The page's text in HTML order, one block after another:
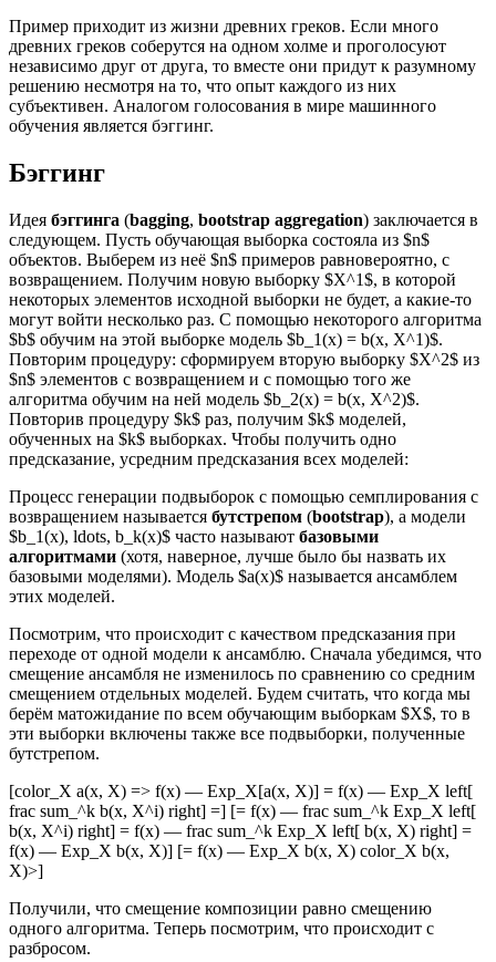
Пример приходит из жизни древних греков. Если много
древних греков соберутся на одном холме и проголосуют
независимо друг от друга, то вместе они придут к разумному
решению несмотря на то, что опыт каждого из них
субъективен. Аналогом голосования в мире машинного
обучения является бэггинг.
Бэггинг
Идея бэггинга (bagging, bootstrap aggregation) заключается в
следующем. Пусть обучающая выборка состояла из $n$
объектов. Выберем из неё $n$ примеров равновероятно, с
возвращением. Получим новую выборку $X^1$, в которой
некоторых элементов исходной выборки не будет, а какие-то
могут войти несколько раз. С помощью некоторого алгоритма
$b$ обучим на этой выборке модель $b_1(x) = b(x, X^1)$.
Повторим процедуру: сформируем вторую выборку $X^2$ из
$n$ элементов с возвращением и с помощью того же
алгоритма обучим на ней модель $b_2(x) = b(x, X^2)$.
Повторив процедуру $k$ раз, получим $k$ моделей,
обученных на $k$ выборках. Чтобы получить одно
предсказание, усредним предсказания всех моделей:
Процесс генерации подвыборок с помощью семплирования с
возвращением называется бутстрепом (bootstrap), а модели
$b_1(x), ldots, b_k(x)$ часто называют базовыми
алгоритмами (хотя, наверное, лучше было бы назвать их
базовыми моделями). Модель $a(x)$ называется ансамблем
этих моделей.
Посмотрим, что происходит с качеством предсказания при
переходе от одной модели к ансамблю. Сначала убедимся, что
смещение ансамбля не изменилось по сравнению со средним
смещением отдельных моделей. Будем считать, что когда мы
берём матожидание по всем обучающим выборкам $X$, то в
эти выборки включены также все подвыборки, полученные
бутстрепом.
[color_X a(x, X) => f(x) — Exp_X[a(x, X)] = f(x) — Exp_X left[
frac sum_^k b(x, X^i) right] =] [= f(x) — frac sum_^k Exp_X left[
b(x, X^i) right] = f(x) — frac sum_^k Exp_X left[ b(x, X) right] =
f(x) — Exp_X b(x, X)] [= f(x) — Exp_X b(x, X) color_X b(x,
X)>]
Получили, что смещение композиции равно смещению
одного алгоритма. Теперь посмотрим, что происходит с
разбросом.